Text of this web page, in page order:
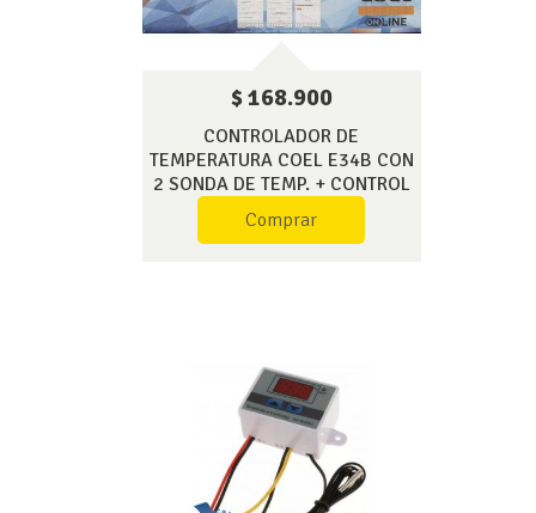
$ 168.900
CONTROLADOR DE
TEMPERATURA COEL E34B CON
2 SONDA DE TEMP. + CONTROL
WIFI + VOLTIMETRO
Comprar